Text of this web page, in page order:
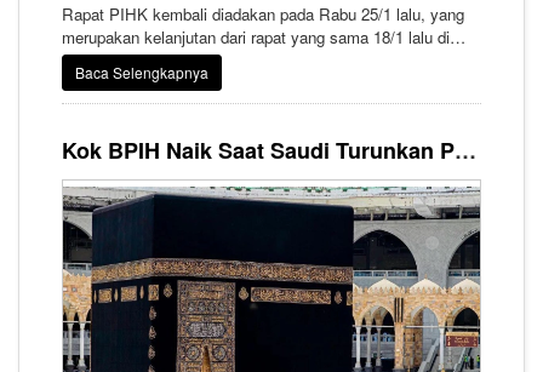
Rapat PIHK kembali diadakan pada Rabu 25/1 lalu, yang
merupakan kelanjutan dari rapat yang sama 18/1 lalu di
Hotel Kartika Chandra Jakarta.
Baca Selengkapnya
Kok BPIH Naik Saat Saudi Turunkan Paket Layanan Haji? Begini Penjelasan Kemenag